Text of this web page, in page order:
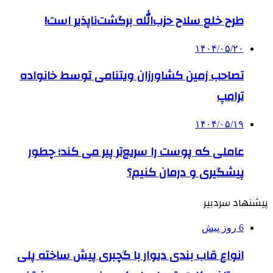
طرح خلع سلاح حزب‌الله برگشت‌ناپذیر است!
۱۴۰۴/۰۵/۲۰
تصاحب زمین کشاورزان ویتنامی توسط خانواده
ترامپ
۱۴۰۴/۰۵/۱۹
عاملی که پوست را سریع‌تر پیر می کند؛ چطور
پیشگیری و درمان کنیم؟
پیشنهاد سردبیر
6 روز پیش
انواع قاب بندی دیوار با گچبری پیش ساخته پلی